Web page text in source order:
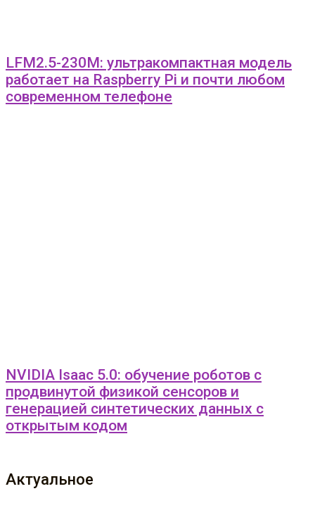
LFM2.5-230M: ультракомпактная модель
работает на Raspberry Pi и почти любом
современном телефоне
NVIDIA Isaac 5.0: обучение роботов с
продвинутой физикой сенсоров и
генерацией синтетических данных с
открытым кодом
Актуальное